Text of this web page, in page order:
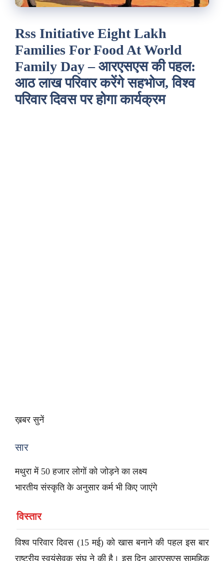
Rss Initiative Eight Lakh
Families For Food At World
Family Day – आरएसएस की पहल:
आठ लाख परिवार करेंगे सहभोज, विश्व
परिवार दिवस पर होगा कार्यक्रम
ख़बर सुनें
सार
मथुरा में 50 हजार लोगों को जोड़ने का लक्ष्य
भारतीय संस्कृति के अनुसार कर्म भी किए जाएंगे
विस्तार
विश्व परिवार दिवस (15 मई) को खास बनाने की पहल इस बार
राष्ट्रीय स्वयंसेवक संघ ने की है। इस दिन आरएसएस सामूहिक